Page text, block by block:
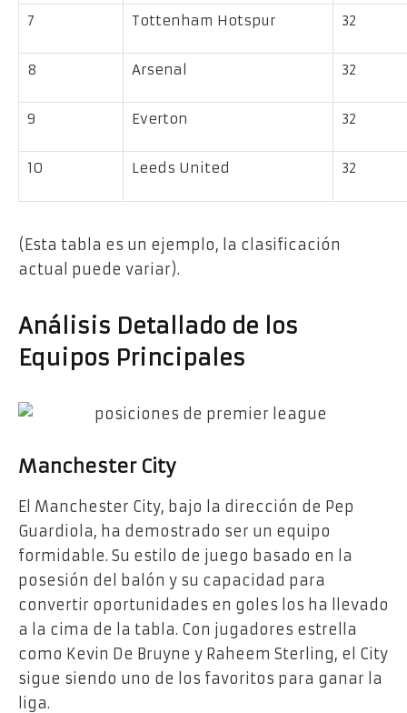
7 Tottenham Hotspur 32
8 Arsenal 32
9 Everton 32
10 Leeds United 32
(Esta tabla es un ejemplo, la clasificación
actual puede variar).
Análisis Detallado de los
Equipos Principales
Manchester City
El Manchester City, bajo la dirección de Pep
Guardiola, ha demostrado ser un equipo
formidable. Su estilo de juego basado en la
posesión del balón y su capacidad para
convertir oportunidades en goles los ha llevado
a la cima de la tabla. Con jugadores estrella
como Kevin De Bruyne y Raheem Sterling, el City
sigue siendo uno de los favoritos para ganar la
liga.